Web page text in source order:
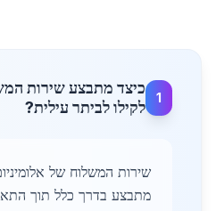
1
כיצד מתבצע שירות
לקילו לביתר עילית?
שירות המשלוח של
מתבצע בדרך כלל תוך